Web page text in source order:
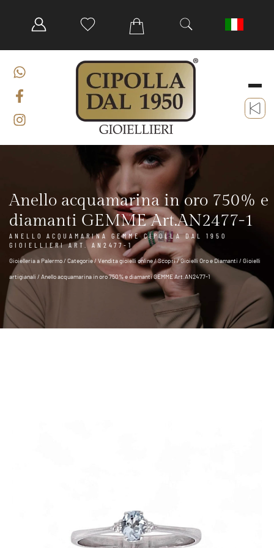
Anello acquamarina in oro 750% e
diamanti GEMME Art.AN2477-1
ANELLO ACQUAMARINA GEMME CIPOLLA DAL 1950
GIOIELLIERI ART. AN2477-1
Gioielleria a Palermo/Categorie/Vendita gioielli online/Scopri/Gioielli Oro e Diamanti /Gioielli
artigianali / Anello acquamarina in oro 750% e diamanti GEMME Art.AN2477-1